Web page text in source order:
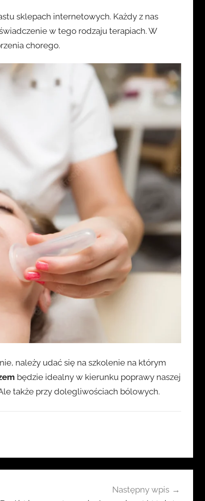
sklepach internetowych. Każdy z nas
w tego rodzaju terapiach. W
chorego.
należy udać się na szkolenie na którym
będzie idealny w kierunku poprawy naszej
także przy dolegliwościach bólowych.
Następny wpis